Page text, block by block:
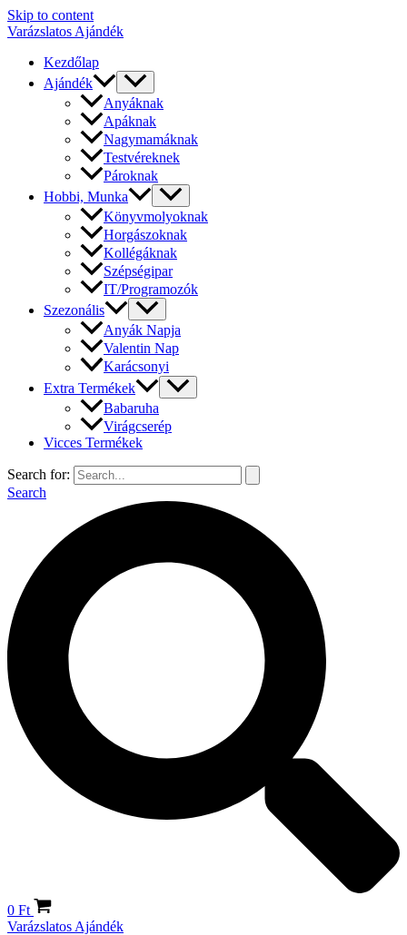
Skip to content
Varázslatos Ajándék
Kezdőlap
Ajándék
Anyáknak
Apáknak
Nagymamáknak
Testvéreknek
Pároknak
Hobbi, Munka
Könyvmolyoknak
Horgászoknak
Kollégáknak
Szépségipar
IT/Programozók
Szezonális
Anyák Napja
Valentin Nap
Karácsonyi
Extra Termékek
Babaruha
Virágcserép
Vicces Termékek
Search for:
Search
0 Ft
Varázslatos Ajándék